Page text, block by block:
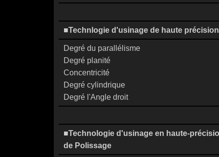
■Technlogie d'usinage de haute précision
Degré du parallélisme
Degré planité
Concentricité
Degré cylindrique
Degré l'Angle droit
■Technologie d'usinage en haute-
de Polissage